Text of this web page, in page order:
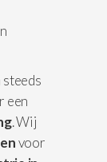
een
. Wij
voor